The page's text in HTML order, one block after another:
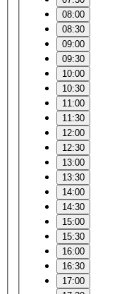
08:00
08:30
09:00
09:30
10:00
10:30
11:00
11:30
12:00
12:30
13:00
13:30
14:00
14:30
15:00
15:30
16:00
16:30
17:00